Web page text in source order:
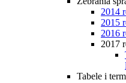
2014
2015
2016
2017
Tabele i